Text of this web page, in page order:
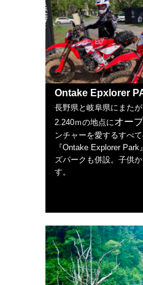
Ontake Epxlorer
長野県と岐阜県にまた
2.240ｍの地点にオー
ンチャーを愛するすべ
『Ontake Explorer
ズパークも併設。子供
す。